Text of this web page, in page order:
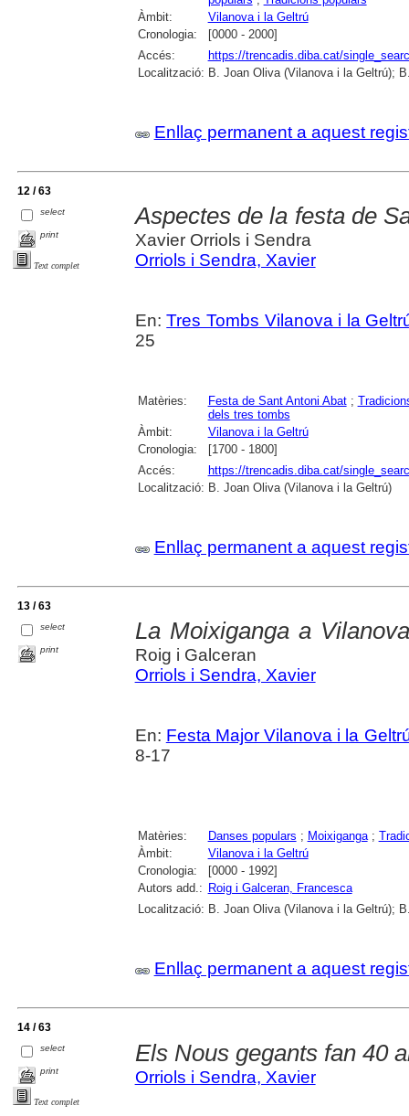
Àmbit:
Vilanova i la Geltrú
Cronologia:
[0000 - 2000]
Accés:
https://trencadis.diba.cat/
Localització: B. Joan Oliva (Vilanova i la Geltrú);
Enllaç permanent a aquest
12 / 63
select
print
Text complet
Aspectes de la festa de
Xavier Orriols i Sendra
Orriols i Sendra, Xavier
En:Tres Tombs Vilanova i la
25
Matèries: Festa de Sant Antoni Abat;
dels tres tombs
Àmbit:
Vilanova i la Geltrú
Cronologia:
[1700 - 1800]
Accés:
https://trencadis.diba.cat/
Localització: B. Joan Oliva (Vilanova i la Geltrú)
Enllaç permanent a aquest
13 / 63
select
print
La Moixiganga a Vilanova
Roig i Galceran
Orriols i Sendra, Xavier
En: Festa Major Vilanova i la
8-17
Matèries: Danses populars ; Moixiganga;
Àmbit:
Vilanova i la Geltrú
Cronologia:
[0000 - 1992]
Autors add.: Roig i Galceran, Francesca
Localització: B. Joan Oliva (Vilanova i la Geltrú);
Enllaç permanent a aquest
14 / 63
select
print
Text complet
Els Nous gegants fan 40
Orriols i Sendra, Xavier